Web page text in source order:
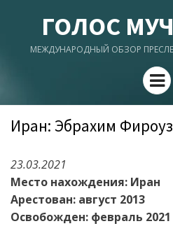
ГОЛОС
МЕЖДУНАРОДНЫЙ ОБЗОР
Иран: Эбрахим
23.03.2021
Место нахождения: Иран
Арестован: август 2013
Освобожден: февраль 2021